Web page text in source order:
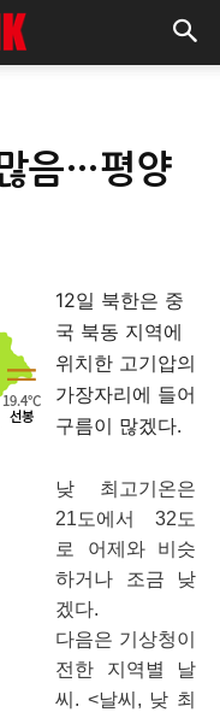
음…평양
12일 북한은 중
국 북동 지역에
위치한 고기압의
가장자리에 들어
구름이 많겠다.
낮 최고기온은
21도에서 32도
로 어제와 비슷
하거나 조금 낮
겠다.
다음은 기상청이
전한 지역별 날
씨. <날씨, 낮 최